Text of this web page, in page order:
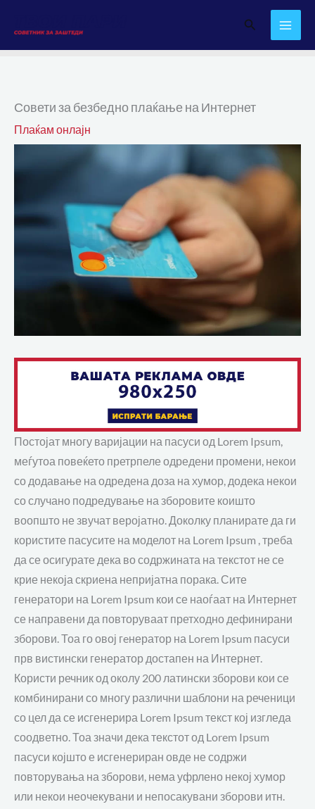
content
Search
Совети за безбедно плаќање на Интернет
Плаќам онлајн
Постојат многу варијации на пасуси од Lorem Ipsum,
меѓутоа повеќето претрпеле одредени промени, некои
со додавање на одредена доза на хумор, додека некои
со случано подредување на зборовите коишто
воопшто не звучат веројатно. Доколку планирате да ги
користите пасусите на моделот на Lorem Ipsum , треба
да се осигурате дека во содржината на текстот не се
крие некоја скриена непријатна порака. Сите
генератори на Lorem Ipsum кои се наоѓаат на Интернет
се направени да повторуваат претходно дефинирани
зборови. Тоа го овој гeнератор на Lorem Ipsum пасуси
прв вистински генератор достапен на Интернет.
Користи речник од околу 200 латински зборови кои се
комбинирани со многу различни шаблони на реченици
со цел да се исгенерира Lorem Ipsum текст кој изгледа
соодветно. Тоа значи дека текстот од Lorem Ipsum
пасуси којшто е исгенериран овде не содржи
повторувања на зборови, нема уфрлено некој хумор
или некои неочекувани и непосакувани зборови итн.